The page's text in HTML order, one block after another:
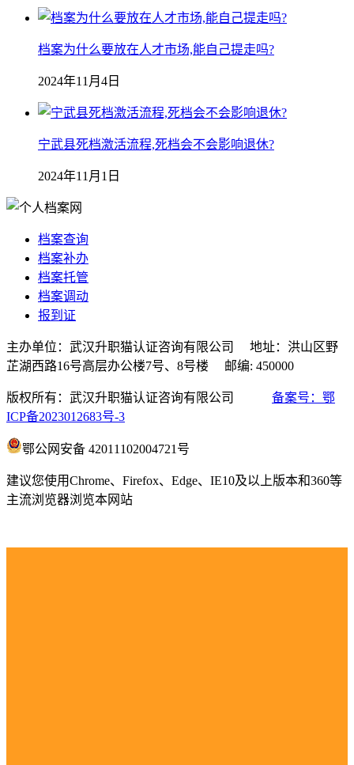
档案为什么要放在人才市场,能自己提走吗?
2024年11月4日
宁武县死档激活流程,死档会不会影响退休?
2024年11月1日
档案查询
档案补办
档案托管
档案调动
报到证
主办单位：武汉升职猫认证咨询有限公司 地址：洪山区野
芷湖西路16号高层办公楼7号、8号楼 邮编: 450000
版权所有：武汉升职猫认证咨询有限公司 备案号：鄂
ICP备2023012683号-3
鄂公网安备 42011102004721号
建议您使用Chrome、Firefox、Edge、IE10及以上版本和360等
主流浏览器浏览本网站